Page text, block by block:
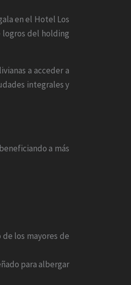
en el Hotel Los
logros del holding
a acceder a
integrales y
a más
los mayores de
para albergar